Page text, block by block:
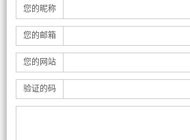
您的昵称
您的邮箱
您的网站
验证的码